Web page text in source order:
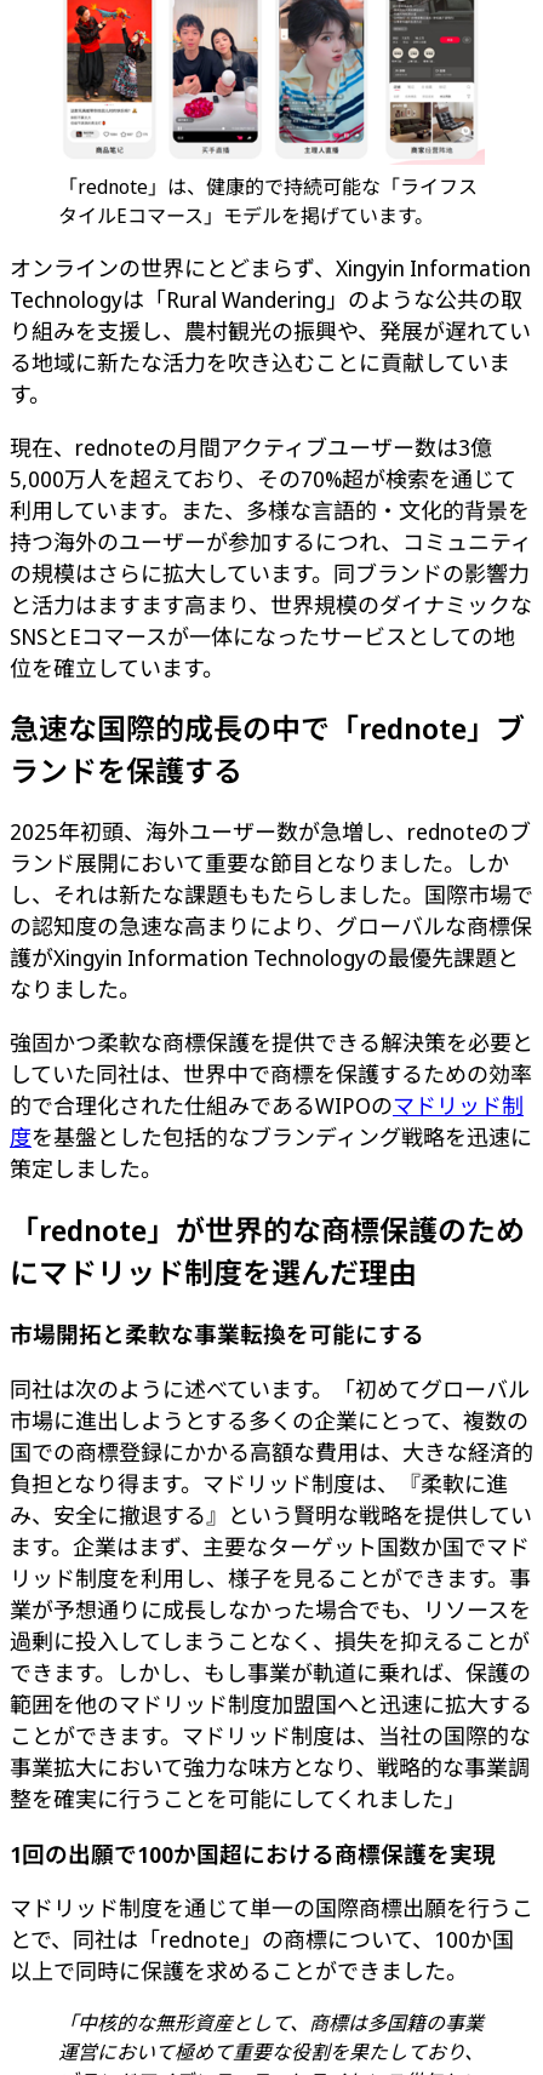
「rednote」は、健康的で持続可能な「ライフス
タイルEコマース」モデルを掲げています。
オンラインの世界にとどまらず、Xingyin Information
Technologyは「Rural Wandering」のような公共の取
り組みを支援し、農村観光の振興や、発展が遅れてい
る地域に新たな活力を吹き込むことに貢献していま
す。
現在、rednoteの月間アクティブユーザー数は3億
5,000万人を超えており、その70%超が検索を通じて
利用しています。また、多様な言語的・文化的背景を
持つ海外のユーザーが参加するにつれ、コミュニティ
の規模はさらに拡大しています。同ブランドの影響力
と活力はますます高まり、世界規模のダイナミックな
SNSとEコマースが一体になったサービスとしての地
位を確立しています。
急速な国際的成長の中で「rednote」ブ
ランドを保護する
2025年初頭、海外ユーザー数が急増し、rednoteのブ
ランド展開において重要な節目となりました。しか
し、それは新たな課題ももたらしました。国際市場で
の認知度の急速な高まりにより、グローバルな商標保
護がXingyin Information Technologyの最優先課題と
なりました。
強固かつ柔軟な商標保護を提供できる解決策を必要と
していた同社は、世界中で商標を保護するための効率
的で合理化された仕組みであるWIPOのマドリッド制
度を基盤とした包括的なブランディング戦略を迅速に
策定しました。
「rednote」が世界的な商標保護のため
にマドリッド制度を選んだ理由
市場開拓と柔軟な事業転換を可能にする
同社は次のように述べています。「初めてグローバル
市場に進出しようとする多くの企業にとって、複数の
国での商標登録にかかる高額な費用は、大きな経済的
負担となり得ます。マドリッド制度は、『柔軟に進
み、安全に撤退する』という賢明な戦略を提供してい
ます。企業はまず、主要なターゲット国数か国でマド
リッド制度を利用し、様子を見ることができます。事
業が予想通りに成長しなかった場合でも、リソースを
過剰に投入してしまうことなく、損失を抑えることが
できます。しかし、もし事業が軌道に乗れば、保護の
範囲を他のマドリッド制度加盟国へと迅速に拡大する
ことができます。マドリッド制度は、当社の国際的な
事業拡大において強力な味方となり、戦略的な事業調
整を確実に行うことを可能にしてくれました」
1回の出願で100か国超における商標保護を実現
マドリッド制度を通じて単一の国際商標出願を行うこ
とで、同社は「rednote」の商標について、100か国
以上で同時に保護を求めることができました。
「中核的な無形資産として、商標は多国籍の事業
運営において極めて重要な役割を果たしており、